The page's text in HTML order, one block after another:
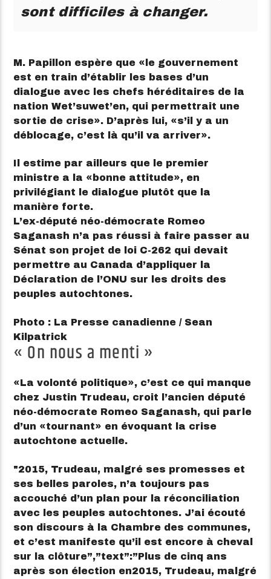
sont difficiles à changer.
M. Papillon espère que
le gouvernement
est en train d’établir les bases d’un
dialogue avec les chefs héréditaires de la
nation Wet’suwet’en, qui permettrait une
sortie de crise
. D’après lui,
s’il y a un
déblocage, c’est là qu’il va arriver
.
Il estime par ailleurs que le premier
ministre a la
bonne attitude
, en
privilégiant le dialogue plutôt que la
manière forte.
L’ex-député néo-démocrate Romeo
Saganash n’a pas réussi à faire passer au
Sénat son projet de loi C-262 qui devait
permettre au Canada d’appliquer la
Déclaration de l’ONU sur les droits des
peuples autochtones.
Photo : La Presse canadienne / Sean
Kilpatrick
« On nous a menti »
La volonté politique
, c’est ce qui manque
chez Justin Trudeau, croit l’ancien député
néo-démocrate Romeo Saganash, qui parle
d’un
tournant
en évoquant la crise
autochtone actuelle.
2015, Trudeau, malgré ses promesses et
ses belles paroles, n’a toujours pas
accouché d’un plan pour la réconciliation
avec les peuples autochtones. J’ai écouté
son discours à la Chambre des communes,
et c’est manifeste qu’il est encore à cheval
sur la clôture”,”text”:”Plus de cinq ans
après son élection en2015, Trudeau, malgré